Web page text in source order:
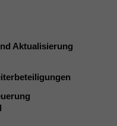
Aktualisierung